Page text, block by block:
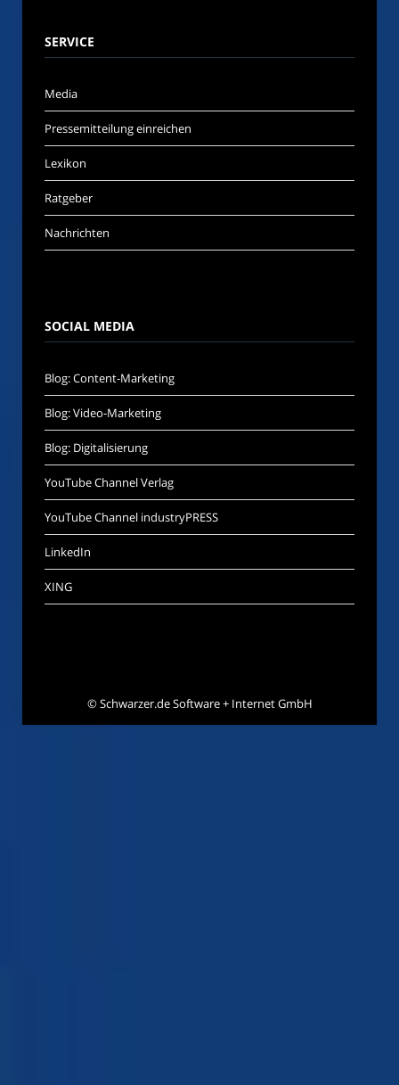
SERVICE
Media
Pressemitteilung einreichen
Lexikon
Ratgeber
Nachrichten
SOCIAL MEDIA
Blog: Content-Marketing
Blog: Video-Marketing
Blog: Digitalisierung
YouTube Channel Verlag
YouTube Channel industryPRESS
LinkedIn
XING
©Schwarzer.de Software + Internet GmbH